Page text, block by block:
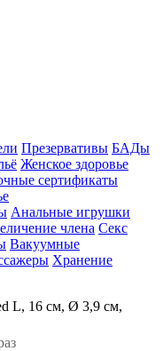
Презервативы БАДы
Женское здоровье
сертификаты
Анальные игрушки
члена Секс
Вакуумные
Хранение
L, 16 см, Ø 3,9 см,